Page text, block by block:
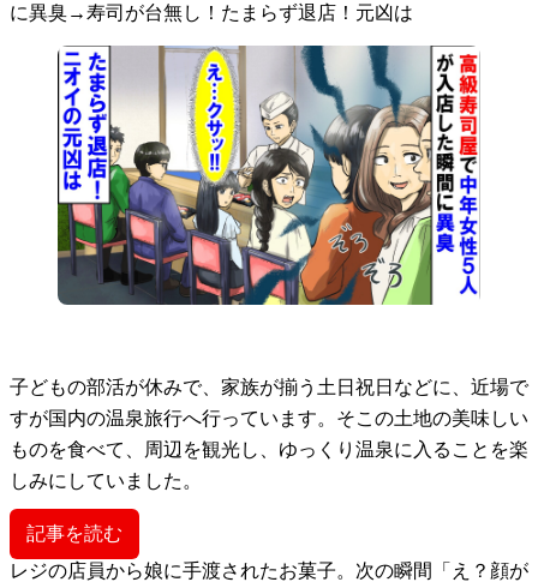
に異臭→寿司が台無し！たまらず退店！元凶は
子どもの部活が休みで、家族が揃う土日祝日などに、近場で
すが国内の温泉旅行へ行っています。そこの土地の美味しい
ものを食べて、周辺を観光し、ゆっくり温泉に入ることを楽
しみにしていました。
記事を読む
レジの店員から娘に手渡されたお菓子。次の瞬間「え？顔が